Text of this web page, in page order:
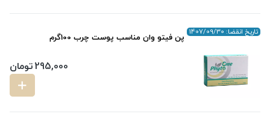
تاریخ انقضا: 1407/09/30 پن فیتو وان مناسب پوست چرب 100گرم
295,000تومان